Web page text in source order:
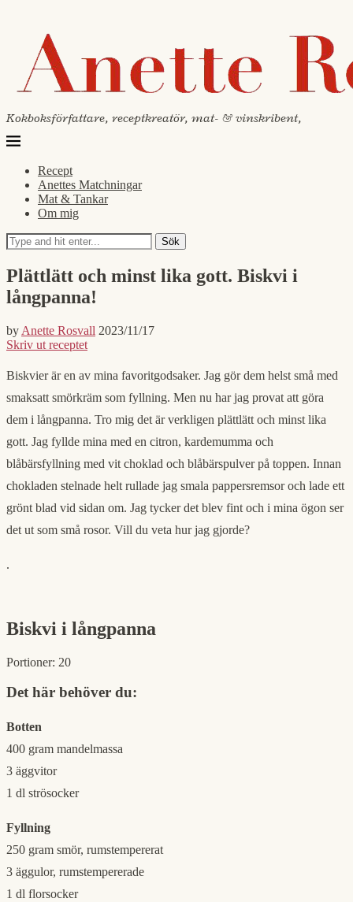
Kokboksförfattare, receptkreatör, mat- & vinskribent,
Recept
Anettes Matchningar
Mat & Tankar
Om mig
Sök
Plättlätt och minst lika gott. Biskvi i
långpanna!
by Anette Rosvall 2023/11/17
Skriv ut receptet
Biskvier är en av mina favoritgodsaker. Jag gör dem helst små med
smaksatt smörkräm som fyllning. Men nu har jag provat att göra
dem i långpanna. Tro mig det är verkligen plättlätt och minst lika
gott. Jag fyllde mina med en citron, kardemumma och
blåbärsfyllning med vit choklad och blåbärspulver på toppen. Innan
chokladen stelnade helt rullade jag smala pappersremsor och lade ett
grönt blad vid sidan om. Jag tycker det blev fint och i mina ögon ser
det ut som små rosor. Vill du veta hur jag gjorde?
.
Biskvi i långpanna
Portioner: 20
Det här behöver du:
Botten
400 gram mandelmassa
3 äggvitor
1 dl strösocker
Fyllning
250 gram smör, rumstempererat
3 äggulor, rumstempererade
1 dl florsocker